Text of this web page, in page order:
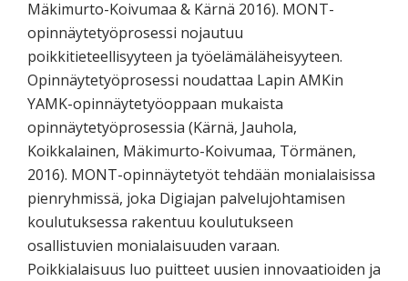
Mäkimurto-Koivumaa & Kärnä 2016). MONT-
opinnäytetyöprosessi nojautuu
poikkitieteellisyyteen ja työelämäläheisyyteen.
Opinnäytetyöprosessi noudattaa Lapin AMKin
YAMK-opinnäytetyöoppaan mukaista
opinnäytetyöprosessia (Kärnä, Jauhola,
Koikkalainen, Mäkimurto-Koivumaa, Törmänen,
2016). MONT-opinnäytetyöt tehdään monialaisissa
pienryhmissä, joka Digiajan palvelujohtamisen
koulutuksessa rakentuu koulutukseen
osallistuvien monialaisuuden varaan.
Poikkialaisuus luo puitteet uusien innovaatioiden ja